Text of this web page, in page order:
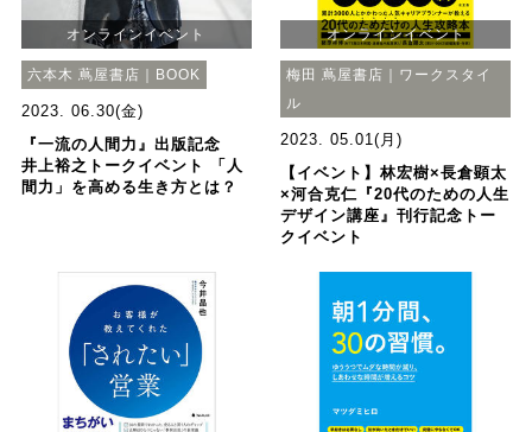
オンラインイベント
六本木 蔦屋書店｜BOOK
2023. 06.30(金)
『一流の人間力』出版記念
井上裕之トークイベント 「人
間力」を高める生き方とは？
オンラインイベント
梅田 蔦屋書店｜ワークスタイ
ル
2023. 05.01(月)
【イベント】林宏樹×長倉顕太
×河合克仁『20代のための人生
デザイン講座』刊行記念トー
クイベント